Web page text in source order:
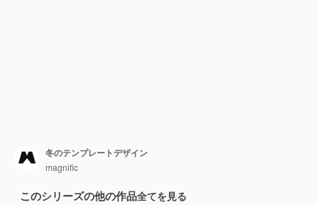
冬のテンプレートデザイン
magnific
このシリーズの他の作品全てを見る